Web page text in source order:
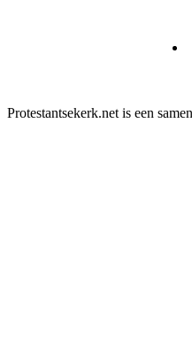
Protestantsekerk.net is een